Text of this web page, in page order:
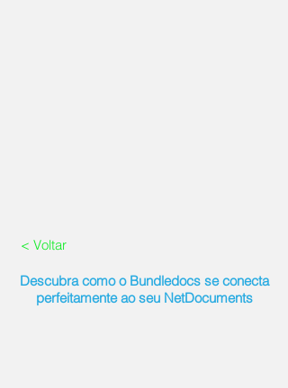
< Voltar
Descubra como o Bundledocs se conecta
perfeitamente ao seu NetDocuments